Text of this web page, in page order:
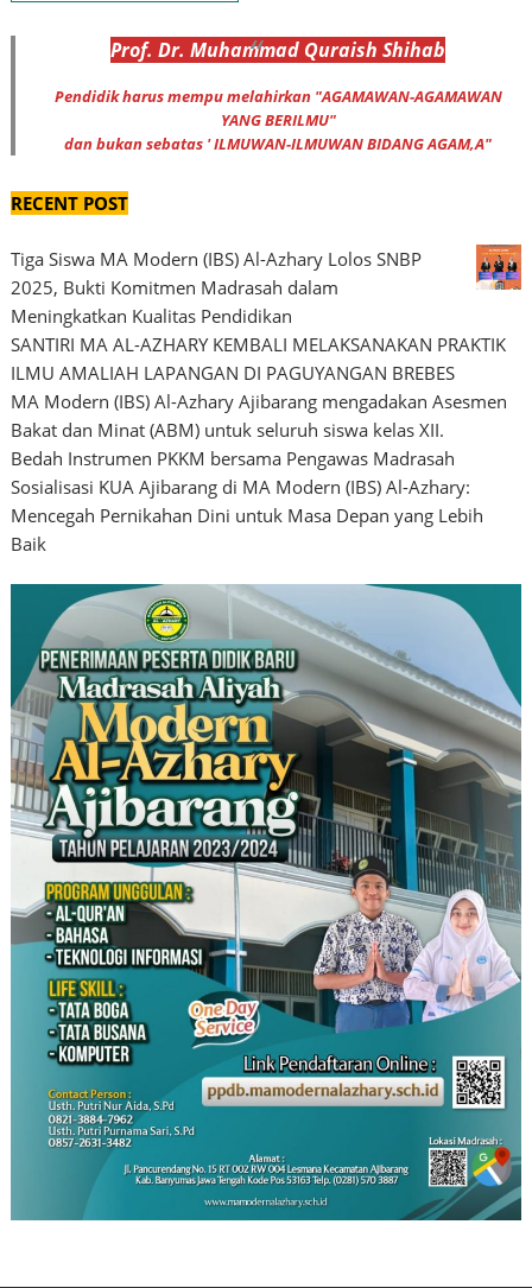
Prof. Dr. Muhammad Quraish Shihab
Pendidik harus mempu melahirkan "AGAMAWAN-AGAMAWAN
YANG BERILMU"
dan bukan sebatas ' ILMUWAN-ILMUWAN BIDANG AGAM,A"
RECENT POST
Tiga Siswa MA Modern (IBS) Al-Azhary Lolos SNBP
2025, Bukti Komitmen Madrasah dalam
Meningkatkan Kualitas Pendidikan
SANTIRI MA AL-AZHARY KEMBALI MELAKSANAKAN PRAKTIK
ILMU AMALIAH LAPANGAN DI PAGUYANGAN BREBES
MA Modern (IBS) Al-Azhary Ajibarang mengadakan Asesmen
Bakat dan Minat (ABM) untuk seluruh siswa kelas XII.
Bedah Instrumen PKKM bersama Pengawas Madrasah
Sosialisasi KUA Ajibarang di MA Modern (IBS) Al-Azhary:
Mencegah Pernikahan Dini untuk Masa Depan yang Lebih
Baik